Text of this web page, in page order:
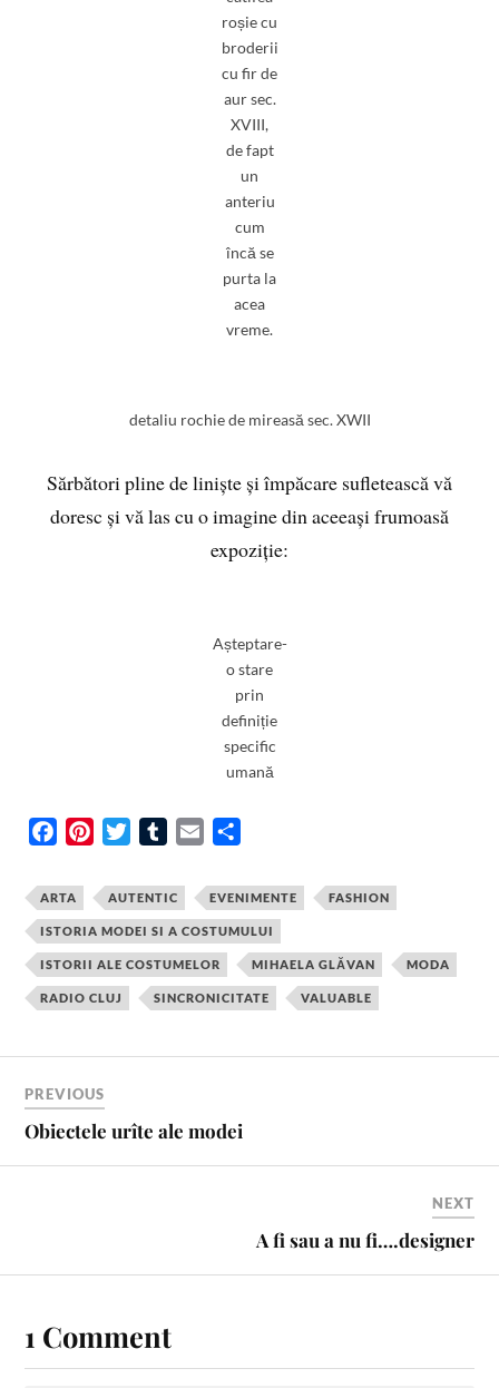
roșie cu
broderii
cu fir de
aur sec.
XVIII,
de fapt
un
anteriu
cum
încă se
purta la
acea
vreme.
detaliu rochie de mireasă sec. XWII
Sărbători pline de liniște și împăcare sufletească vă
doresc și vă las cu o imagine din aceeași frumoasă
expoziție:
Așteptare-
o stare
prin
definiție
specific
umană
c
e
b
o
o
n
t
e
r
e
t
i
t
t
e
m
b
l
r
a
i
l
a
r
e
ARTA AUTENTIC EVENIMENTE FASHION
ISTORIA MODEI SI A COSTUMULUI
ISTORII ALE COSTUMELOR MIHAELA GLĂVAN MODA
RADIO CLUJ SINCRONICITATE VALUABLE
PREVIOUS
Obiectele urîte ale modei
NEXT
A fi sau a nu fi….designer
1 Comment